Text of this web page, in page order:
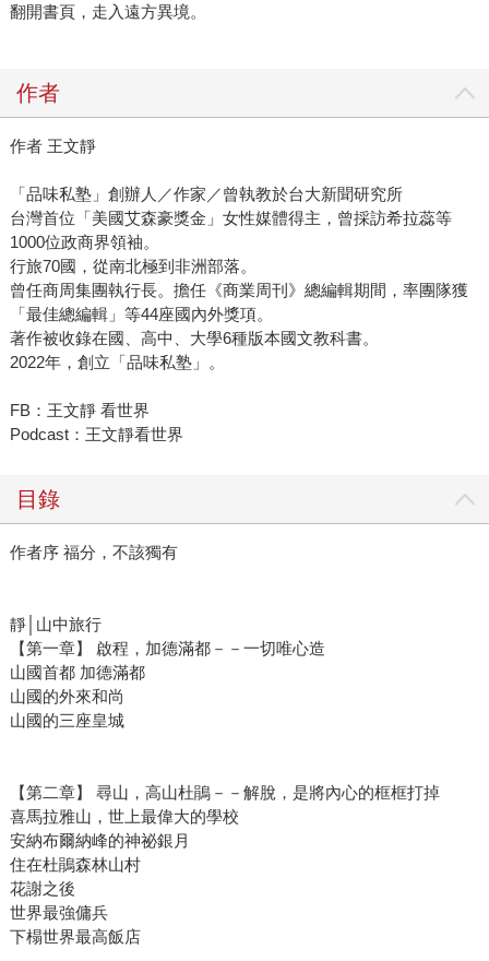
翻開書頁，走入遠方異境。
作者
作者 王文靜
「品味私塾」創辦人／作家／曾執教於台大新聞研究所
台灣首位「美國艾森豪獎金」女性媒體得主，曾採訪希拉蕊等
1000位政商界領袖。
行旅70國，從南北極到非洲部落。
曾任商周集團執行長。擔任《商業周刊》總編輯期間，率團隊獲
「最佳總編輯」等44座國內外獎項。
著作被收錄在國、高中、大學6種版本國文教科書。
2022年，創立「品味私塾」。
FB：王文靜 看世界
Podcast：王文靜看世界
目錄
作者序 福分，不該獨有
靜│山中旅行
【第一章】 啟程，加德滿都－－一切唯心造
山國首都 加德滿都
山國的外來和尚
山國的三座皇城
【第二章】 尋山，高山杜鵑－－解脫，是將內心的框框打掉
喜馬拉雅山，世上最偉大的學校
安納布爾納峰的神祕銀月
住在杜鵑森林山村
花謝之後
世界最強傭兵
下榻世界最高飯店